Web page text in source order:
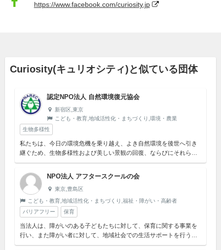
https://www.facebook.com/curiosity.jp
Curiosity(キュリオシティ)と似ている団体
認定NPO法人 自然環境復元協会
新宿区,東京
こども・教育,地域活性化・まちづくり,環境・農業
生物多様性
私たちは、今日の環境危機を乗り越え、よき自然環境を後世へ引き
継ぐため、生物多様性および美しい景観の回復、ならびにそれらを
維持保全する地域社会の人の輪の醸成に向けて力を注ぎます。
NPO法人 アフタースクールの会
東京,豊島区
こども・教育,地域活性化・まちづくり,福祉・障がい・高齢者
バリアフリー
保育
当法人は、障がいのある子どもたちに対して、保育に関する事業を
行い、また障がい者に対して、地域社会での生活サポートを行うこ
とによって、地域社会との繋がりを強化すると同時に、健全なまち